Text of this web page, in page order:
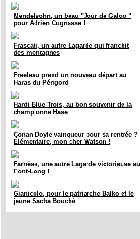
Mendelsohn, un beau "Jour de Galop "
pour Adrien Cugnasse !
Frascati, un autre Lagarde qui franchit
des montagnes
Freeleau prend un nouveau départ au
Haras du Périgord
Hardi Blue Trois, au bon souvenir de la
championne Hase
Conan Doyle vainqueur pour sa rentrée ?
Élémentaire, mon cher Watson !
Farnèse, une autre Lagarde victorieuse au
Pont-Long !
Gianicolo, pour le patriarche Balko et le
jeune Sacha Bouché